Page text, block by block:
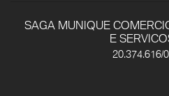
SAGA MUNIQUE
E
20.374.616/